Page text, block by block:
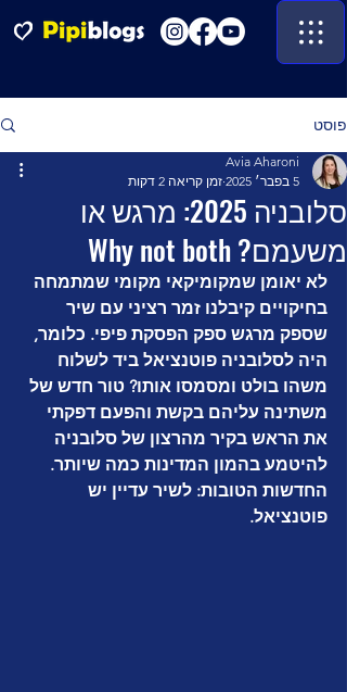
פוסט
סלובניה 2025: מרגש או
משעמם? Why not both
Avia Aharoni
5 בפבר׳ 2025
זמן קריאה 2 דקות
לא יאומן שמקומיקאי מקומי שמתמחה
בחיקויים קיבלנו זמר רציני עם שיר
שספק מרגש ספק הפסקת פיפי. כלומר,
היה לסלובניה פוטנציאל ביד לשלוח
משהו בולט ומסמסו אותו? טור חדש של
משתינה עליהם בקשת והפעם דפקתי
את הראש בקיר מהרצון של סלובניה
להיטמע בהמון המדינות כמה שיותר.
החדשות הטובות: לשיר עדיין יש
פוטנציאל.